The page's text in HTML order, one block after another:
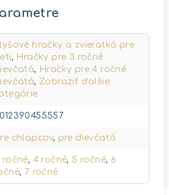
hračky a zvieratká pre
, Hračky pre 3 ročné
, Hračky pre 4 ročné
, Zobraziť ďalšie
chlapcov, pre dievčatá
ročné, 4 ročné, 5 ročné, 6
, 7 ročné